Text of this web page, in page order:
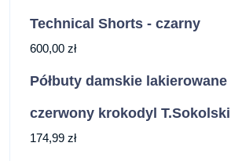
Technical Shorts - czarny
600,00 zł
Półbuty damskie lakierowane
czerwony krokodyl T.Sokolski
174,99 zł